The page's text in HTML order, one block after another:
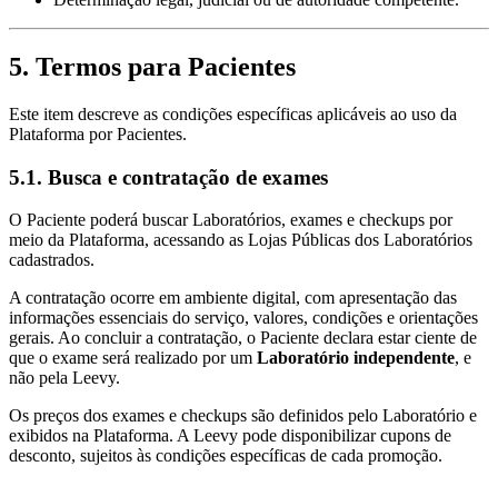
5. Termos para Pacientes
Este item descreve as condições específicas aplicáveis ao uso da
Plataforma por Pacientes.
5.1. Busca e contratação de exames
O Paciente poderá buscar Laboratórios, exames e checkups por
meio da Plataforma, acessando as Lojas Públicas dos Laboratórios
cadastrados.
A contratação ocorre em ambiente digital, com apresentação das
informações essenciais do serviço, valores, condições e orientações
gerais. Ao concluir a contratação, o Paciente declara estar ciente de
que o exame será realizado por um Laboratório independente, e
não pela Leevy.
Os preços dos exames e checkups são definidos pelo Laboratório e
exibidos na Plataforma. A Leevy pode disponibilizar cupons de
desconto, sujeitos às condições específicas de cada promoção.